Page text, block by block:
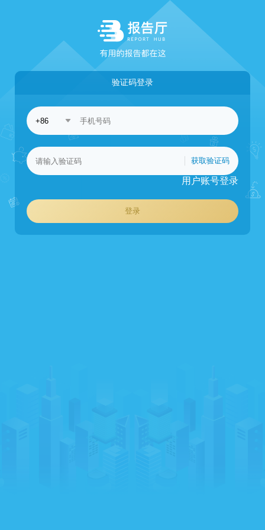
验证码登录
获取验证码
用户账号登录
登录